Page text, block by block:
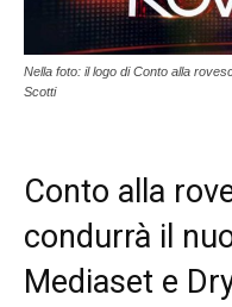
Nella foto: il logo di Conto alla
Scotti
Conto alla
condurrà il
Mediaset e